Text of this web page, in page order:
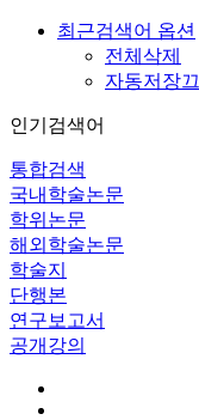
최근검색어 옵션
전체삭제
자동저장끄
인기검색어
통합검색
국내학술논문
학위논문
해외학술논문
학술지
단행본
연구보고서
공개강의